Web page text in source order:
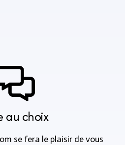
au choix
se fera le plaisir de vous